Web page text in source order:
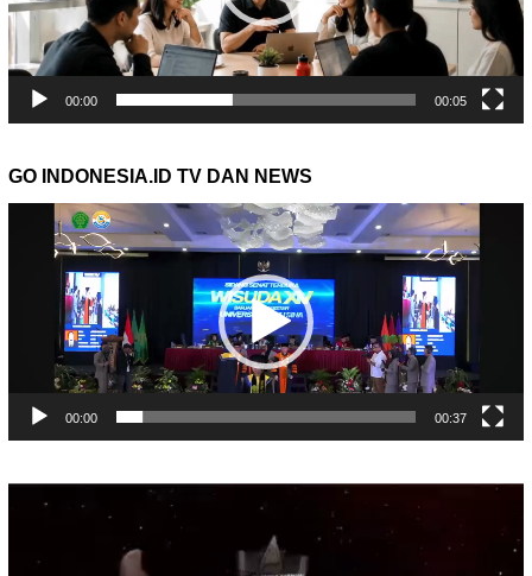
00:00 00:05
GO INDONESIA.ID TV DAN NEWS
Pemutar
00:00 00:37